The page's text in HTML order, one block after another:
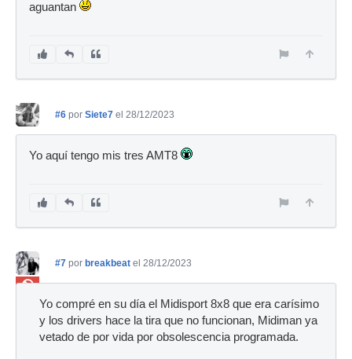
aguantan
#6 por Siete7 el 28/12/2023
Yo aquí tengo mis tres AMT8
Ban
#7 por breakbeat el 28/12/2023
Yo compré en su día el Midisport 8x8 que era carísimo
y los drivers hace la tira que no funcionan, Midiman ya
vetado de por vida por obsolescencia programada.